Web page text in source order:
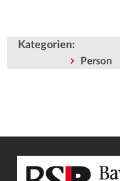
Kategorien:
Person